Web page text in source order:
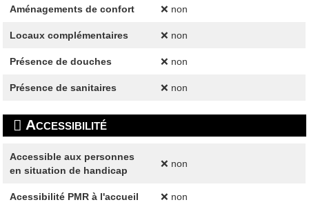
Aménagements de confort ❌ non
Locaux complémentaires ❌ non
Présence de douches ❌ non
Présence de sanitaires ❌ non
Accessibilité
Accessible aux personnes
en situation de handicap
❌ non
Acessibilité PMR à l'accueil ❌ non